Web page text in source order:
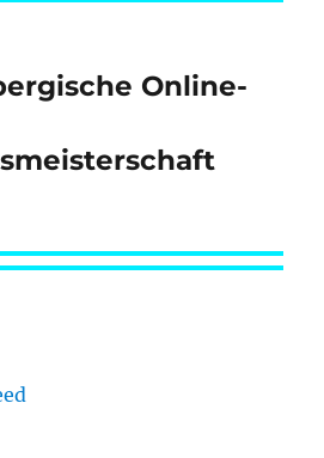
Online-